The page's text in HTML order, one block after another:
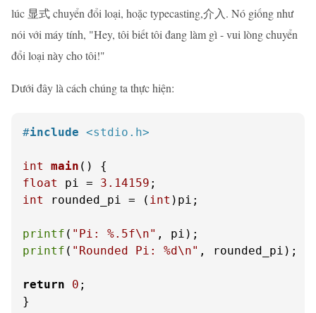
lúc 显式 chuyển đổi loại, hoặc typecasting,介入. Nó giống như
nói với máy tính, "Hey, tôi biết tôi đang làm gì - vui lòng chuyển
đổi loại này cho tôi!"
Dưới đây là cách chúng ta thực hiện:
#include <stdio.h>
int main ()
float
pi = 3.14159
int
rounded_pi = ( int )pi;
printf ( "Pi: %.5f\n"
printf ( "Rounded Pi: %d\n" , rounded_pi);
return 0 ;
}